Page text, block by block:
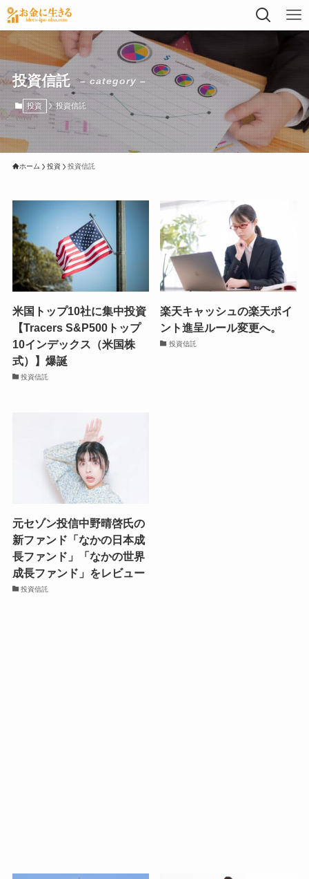
投資信託 – category –
投資 投資信託
ホーム 投資 投資信託
米国トップ10社に集中投資
【Tracers S&P500トップ
10インデックス（米国株
式）】爆誕
投資信託
楽天キャッシュの楽天ポイ
ント進呈ルール変更へ。
投資信託
元セゾン投信中野晴啓氏の
新ファンド「なかの日本成
長ファンド」「なかの世界
成長ファンド」をレビュー
投資信託